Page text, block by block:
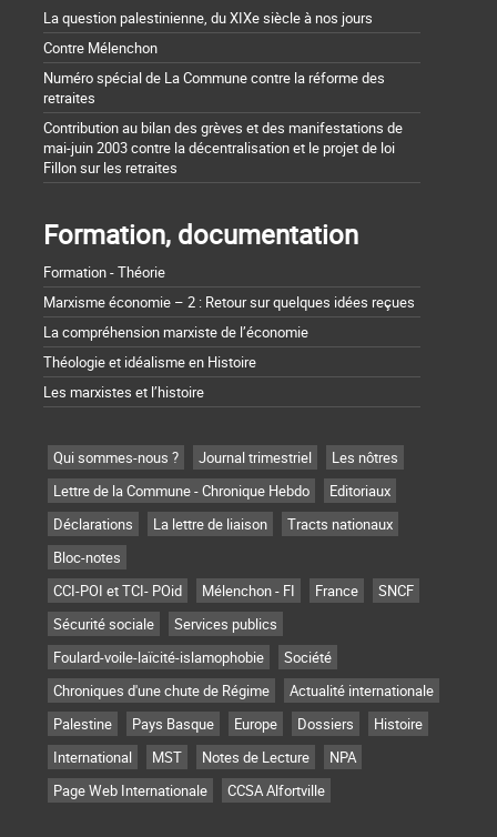
La question palestinienne, du XIXe siècle à nos jours
Contre Mélenchon
Numéro spécial de La Commune contre la réforme des
retraites
Contribution au bilan des grèves et des manifestations de
mai-juin 2003 contre la décentralisation et le projet de loi
Fillon sur les retraites
Formation, documentation
Formation - Théorie
Marxisme économie – 2 : Retour sur quelques idées reçues
La compréhension marxiste de l’économie
Théologie et idéalisme en Histoire
Les marxistes et l’histoire
Qui sommes-nous ? Journal trimestriel
Les nôtres
Lettre de la Commune - Chronique Hebdo
Editoriaux
Déclarations
La lettre de liaison
Tracts nationaux
Bloc-notes
CCI-POI et TCI- POid
Mélenchon - FI France
SNCF
Sécurité sociale
Services publics
Foulard-voile-laïcité-islamophobie
Société
Chroniques d'une chute de Régime
Actualité internationale
Palestine
Pays Basque Europe Dossiers
Histoire
International
MST Notes de Lecture
NPA
Page Web Internationale
CCSA Alfortville